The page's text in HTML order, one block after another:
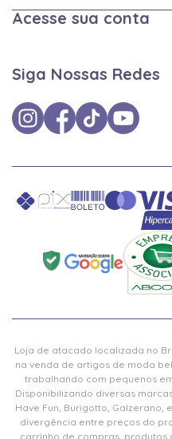
Acesse sua conta
Siga Nossas Redes
Loja de atacado localizada no
na venda de artigos de moda
trabalhando com pequenos
Disponibilizando diversas
Have Fun, Burigotto, Galzerano,
divergência entre preços do
carrinho de compras,